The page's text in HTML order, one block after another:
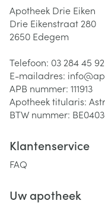
Apotheek Drie Eiken
Drie Eikenstraat 280
2650 Edegem
Telefoon: 03 284 45 92
E-mailadres: info@
APB nummer: 111913
Apotheek titularis:
BTW nummer:
Klantenservice
FAQ
Uw apotheek